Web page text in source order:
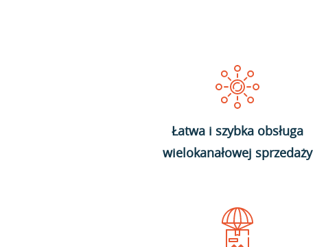
Łatwa i szybka obsługa
wielokanałowej sprzedaży